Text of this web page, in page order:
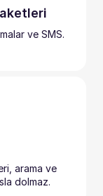
ve SMS.
arama ve
dolmaz.